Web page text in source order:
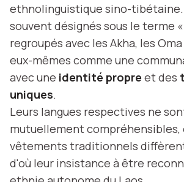
ethnolinguistique sino-tibétaine.
souvent désignés sous le terme «
regroupés avec les Akha, les
eux-mêmes comme une
avec une identité propre et des
uniques.
Leurs langues respectives ne
mutuellement compréhensibles,
vêtements traditionnels
d'où leur insistance à être